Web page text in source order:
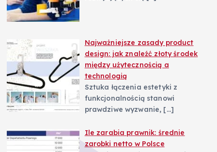
Najważniejsze zasady product
design: jak znaleźć złoty środek
między użytecznością a
technologią
Sztuka łączenia estetyki z
funkcjonalnością stanowi
prawdziwe wyzwanie, […]
Ile zarabia prawnik: średnie
zarobki netto w Polsce